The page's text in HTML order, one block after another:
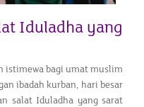
Iduladha yang
istimewa bagi umat muslim
ibadah kurban, hari besar
salat Iduladha yang sarat